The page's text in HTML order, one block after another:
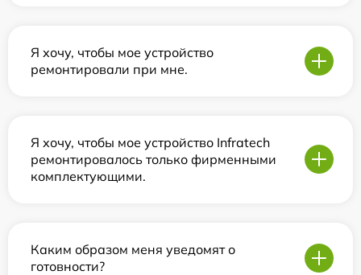
Я хочу, чтобы мое устройство
ремонтировали при мне.
Я хочу, чтобы мое устройство Infratech
ремонтировалось только фирменными
комплектующими.
Каким образом меня уведомят о
готовности?